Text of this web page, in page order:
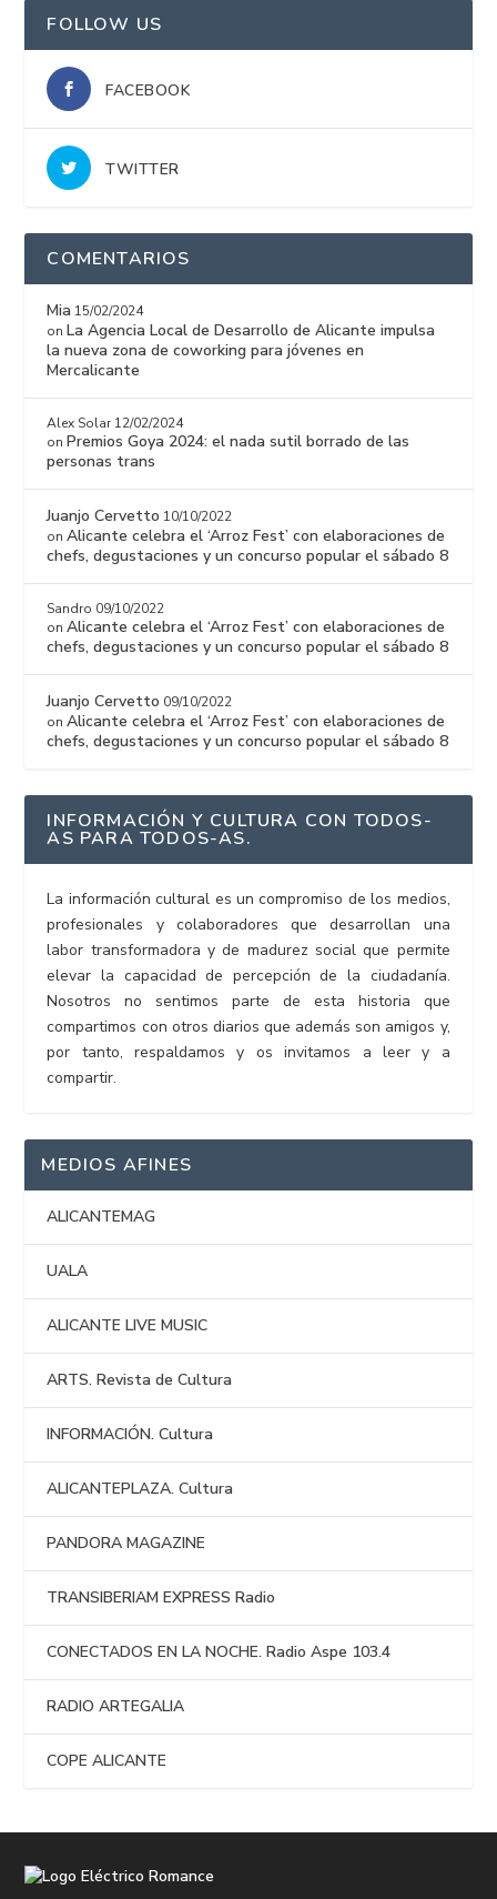
FOLLOW US
FACEBOOK
TWITTER
COMENTARIOS
Mia 15/02/2024
on La Agencia Local de Desarrollo de Alicante impulsa
la nueva zona de coworking para jóvenes en
Mercalicante
Alex Solar 12/02/2024
on Premios Goya 2024: el nada sutil borrado de las
personas trans
Juanjo Cervetto 10/10/2022
onAlicante celebra el ‘Arroz Fest’ con elaboraciones de
chefs, degustaciones y un concurso popular el sábado 8
Sandro 09/10/2022
onAlicante celebra el ‘Arroz Fest’ con elaboraciones de
chefs, degustaciones y un concurso popular el sábado 8
Juanjo Cervetto 09/10/2022
onAlicante celebra el ‘Arroz Fest’ con elaboraciones de
chefs, degustaciones y un concurso popular el sábado 8
INFORMACIÓN Y CULTURA CON TODOS-
AS PARA TODOS-AS.
La información cultural es un compromiso de los medios,
profesionales y colaboradores que desarrollan una
labor transformadora y de madurez social que permite
elevar la capacidad de percepción de la ciudadanía.
Nosotros no sentimos parte de esta historia que
compartimos con otros diarios que además son amigos y,
por tanto, respaldamos y os invitamos a leer y a
compartir.
MEDIOS AFINES
ALICANTEMAG
UALA
ALICANTE LIVE MUSIC
ARTS. Revista de Cultura
INFORMACIÓN. Cultura
ALICANTEPLAZA. Cultura
PANDORA MAGAZINE
TRANSIBERIAM EXPRESS Radio
CONECTADOS EN LA NOCHE. Radio Aspe 103.4
RADIO ARTEGALIA
COPE ALICANTE